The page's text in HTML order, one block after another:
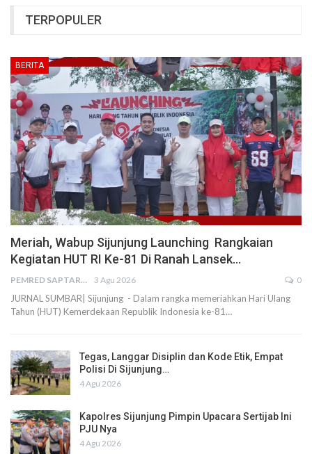
TERPOPULER
BERITA
Meriah, Wabup Sijunjung Launching Rangkaian
Kegiatan HUT RI Ke-81 Di Ranah Lansek…
PEMRED SAPTARIUS 3 Agu 2026 0
JURNAL SUMBAR| Sijunjung - Dalam rangka memeriahkan Hari Ulang
Tahun (HUT) Kemerdekaan Republik Indonesia ke-81…
Tegas, Langgar Disiplin dan Kode Etik, Empat
Polisi Di Sijunjung…
4 Agu 2026
Kapolres Sijunjung Pimpin Upacara Sertijab Ini
PJU Nya
4 Agu 2026